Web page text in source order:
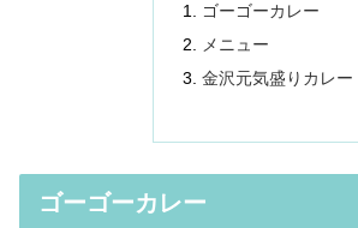
ゴーゴーカレー
メニュー
金沢元気盛りカレー
ゴーゴーカレー